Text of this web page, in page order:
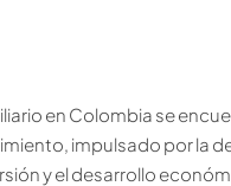
en Colombia se
impulsado por la
y el desarrollo